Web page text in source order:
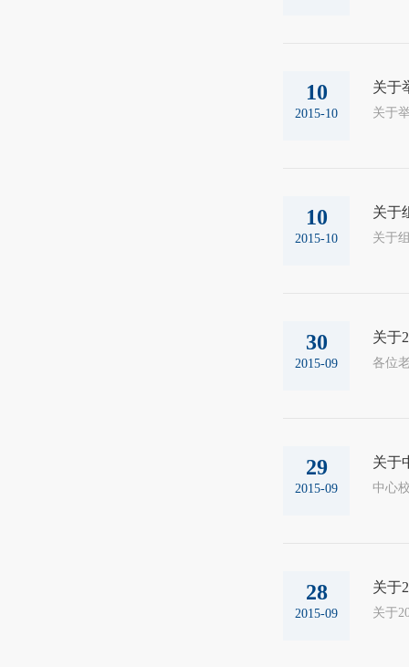
10
2015-10
关于
关于
10
2015-10
关于
关于
30
2015-09
关于
各位
29
2015-09
关于
28
2015-09
关于